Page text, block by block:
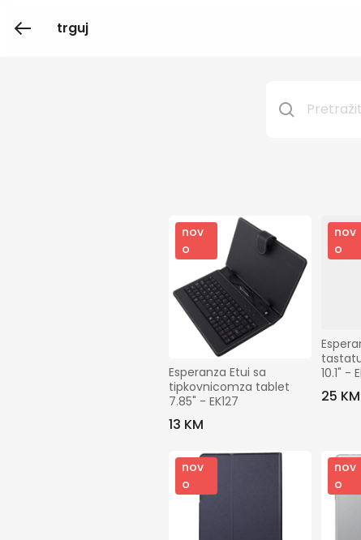
trguj
nov
o
Esperanza Etui sa
tipkovnicomza tablet
7.85" - EK127
13 KM
nov
o
10.1" -
25 KM
nov
o
nov
o